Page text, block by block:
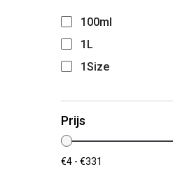
100ml
1L
1Size
Prijs